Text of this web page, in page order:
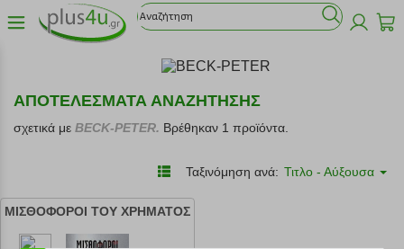
ΑΠΟΤΕΛΕΣΜΑΤΑ ΑΝΑΖΗΤΗΣΗΣ
σχετικά με BECK-PETER. Βρέθηκαν 1 προϊόντα.
Ταξινόμηση ανά: Τιτλο - Αύξουσα
ΜΙΣΘΟΦΟΡΟΙ ΤΟΥ ΧΡΗΜΑΤΟΣ